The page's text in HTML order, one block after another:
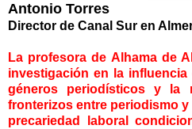
Antonio Torres
Director de Canal Sur en
La profesora de Alhama de
investigación en la
géneros periodísticos y la
fronterizos entre periodismo
precariedad laboral